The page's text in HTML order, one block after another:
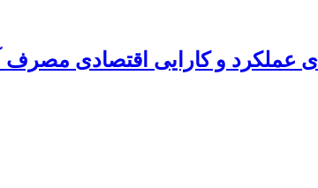
عملکرد و کارایی اقتصادی